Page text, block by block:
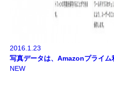
2016.1.23
写真データは、Amazonプライム
NEW